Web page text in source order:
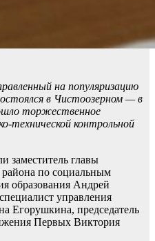
на популяризацию
в Чистоозерном — в
торжественное
технической контрольной
заместитель главы
по социальным
образования Андрей
управления
Егорушкина, председатель
Первых Виктория